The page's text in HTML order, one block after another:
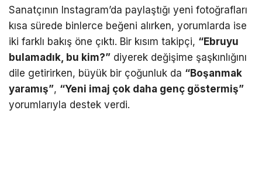
Sanatçının Instagram’da paylaştığı yeni fotoğrafları
kısa sürede binlerce beğeni alırken, yorumlarda ise
iki farklı bakış öne çıktı. Bir kısım takipçi, “Ebruyu
bulamadık, bu kim?” diyerek değişime şaşkınlığını
dile getirirken, büyük bir çoğunluk da “Boşanmak
yaramış”, “Yeni imaj çok daha genç göstermiş”
yorumlarıyla destek verdi.